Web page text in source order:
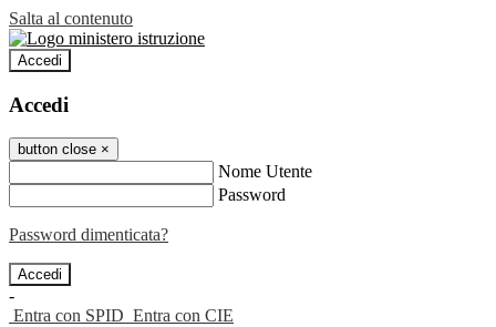
Salta al contenuto
Accedi
Accedi
button close ×
Nome Utente
Password
Password dimenticata?
-
Entra con SPID Entra con CIE